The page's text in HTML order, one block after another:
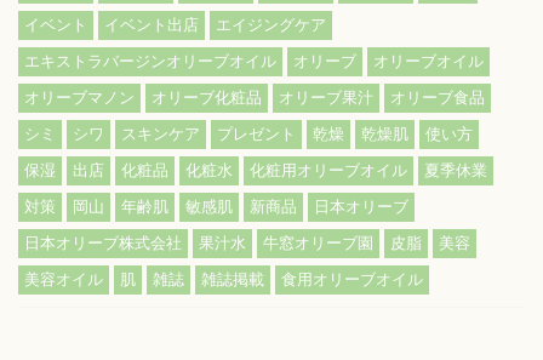
イベント
イベント出店
エイジングケア
エキストラバージンオリーブオイル
オリーブ
オリーブオイル
オリーブマノン
オリーブ化粧品 オリーブ果汁
オリーブ食品
シミ
シワ スキンケア プレゼント 乾燥 乾燥肌
使い方
保湿
出店 化粧品 化粧水 化粧用オリーブオイル
夏季休業
対策
岡山 年齢肌 敏感肌 新商品
日本オリーブ
日本オリーブ株式会社
果汁水 牛窓オリーブ園 皮脂
美容
美容オイル
肌 雑誌 雑誌掲載 食用オリーブオイル